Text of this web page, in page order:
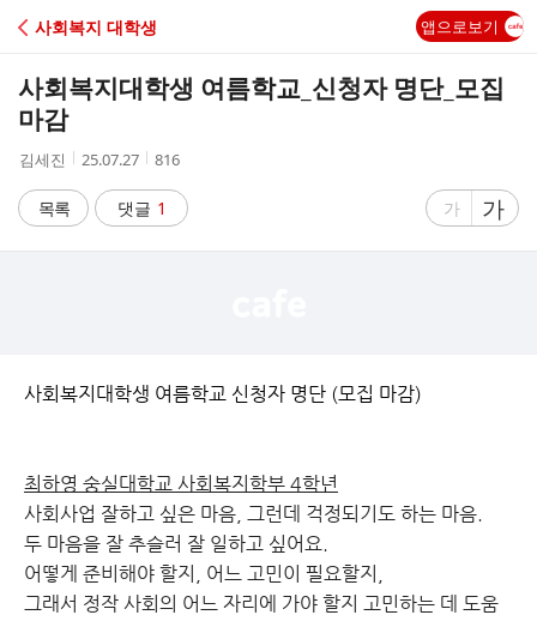
C
사회복지 대학생 앱으로보기
사회복지대학생 여름학교_신청자 명단_모집
마감
작
자
김세진
작
시
간
25.07.27
조
수
816
목록 댓글 1
글
가
글
자
가
사회복지대학생 여름학교 신청자 명단 (모집 마감)
최하영 숭실대학교 사회복지학부 4학년
사회사업 잘하고 싶은 마음, 그런데 걱정되기도 하는 마음.
두 마음을 잘 추슬러 잘 일하고 싶어요.
어떻게 준비해야 할지, 어느 고민이 필요할지,
그래서 정작 사회의 어느 자리에 가야 할지 고민하는 데 도움